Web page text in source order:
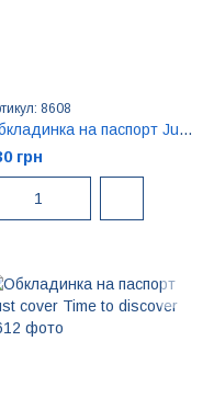
8608
Обкладинка на паспорт Just cover Horizon
грн